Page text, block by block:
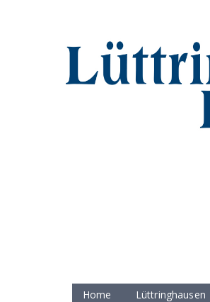
Home Lüttringhausen